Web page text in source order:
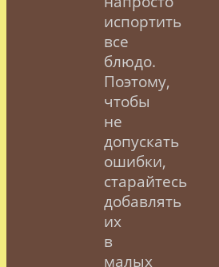
испортить
все
блюдо.
Поэтому,
чтобы
не
допускать
ошибки,
старайтесь
добавлять
их
в
малых